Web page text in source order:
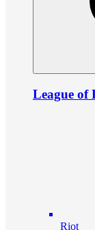
League of
Riot